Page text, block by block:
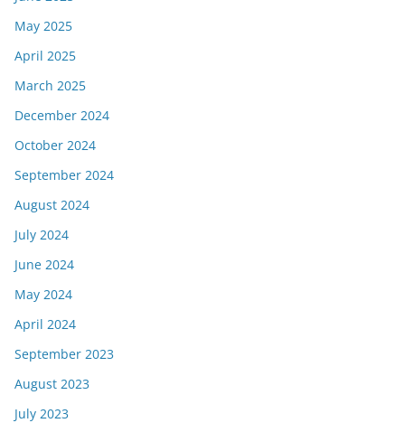
May 2025
April 2025
March 2025
December 2024
October 2024
September 2024
August 2024
July 2024
June 2024
May 2024
April 2024
September 2023
August 2023
July 2023